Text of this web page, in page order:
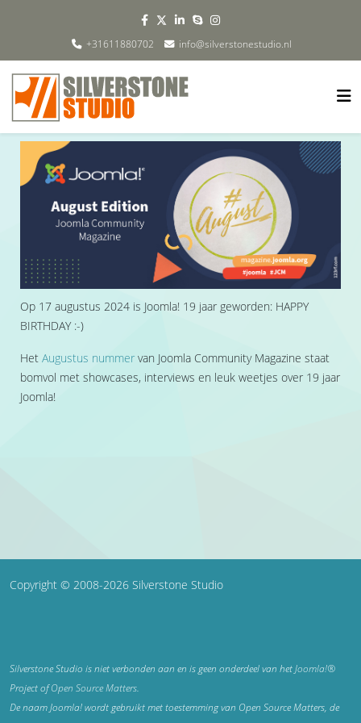
+31611880702 info@silverstonestudio.nl
Op 17 augustus 2024 is Joomla! 19 jaar geworden: HAPPY
BIRTHDAY :-)
Het Augustus nummer van Joomla Community Magazine staat
bomvol met showcases, interviews en leuk weetjes over 19 jaar
Joomla!
Copyright © 2008-2026 Silverstone Studio
Silverstone Studio is niet verbonden aan en is geen onderdeel van hetJoomla!®
Project ofOpen Source Matters.
De naam Joomla! wordt gebruikt met toestemming van Open Source Matters, de